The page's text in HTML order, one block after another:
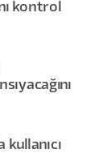
kontrol